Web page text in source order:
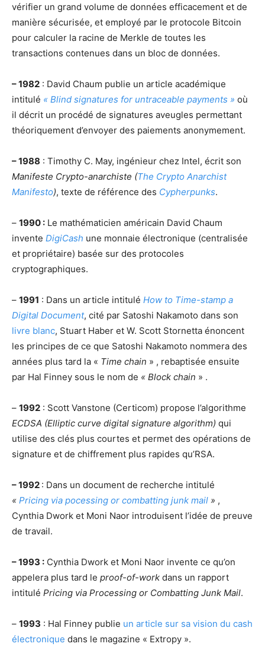
vérifier un grand volume de données efficacement et de
manière sécurisée, et employé par le protocole Bitcoin
pour calculer la racine de Merkle de toutes les
transactions contenues dans un bloc de données.
– 1982 : David Chaum publie un article académique
intitulé « Blind signatures for untraceable payments » où
il décrit un procédé de signatures aveugles permettant
théoriquement d’envoyer des paiements anonymement.
– 1988 : Timothy C. May, ingénieur chez Intel, écrit son
Manifeste Crypto-anarchiste (The Crypto Anarchist
Manifesto), texte de référence des Cypherpunks.
– 1990 : Le mathématicien américain David Chaum
invente DigiCash une monnaie électronique (centralisée
et propriétaire) basée sur des protocoles
cryptographiques.
– 1991 : Dans un article intitulé How to Time-stamp a
Digital Document, cité par Satoshi Nakamoto dans son
livre blanc, Stuart Haber et W. Scott Stornetta énoncent
les principes de ce que Satoshi Nakamoto nommera des
années plus tard la « Time chain » , rebaptisée ensuite
par Hal Finney sous le nom de « Block chain » .
– 1992 : Scott Vanstone (Certicom) propose l’algorithme
ECDSA (Elliptic curve digital signature algorithm) qui
utilise des clés plus courtes et permet des opérations de
signature et de chiffrement plus rapides qu’RSA.
– 1992 : Dans un document de recherche intitulé
« Pricing via pocessing or combatting junk mail » ,
Cynthia Dwork et Moni Naor introduisent l’idée de preuve
de travail.
– 1993 : Cynthia Dwork et Moni Naor invente ce qu’on
appelera plus tard le proof-of-work dans un rapport
intitulé Pricing via Processing or Combatting Junk Mail.
– 1993 : Hal Finney publie un article sur sa vision du cash
électronique dans le magazine « Extropy ».